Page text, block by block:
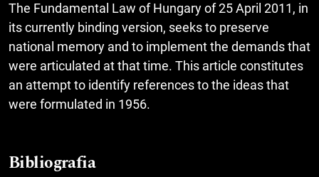
The Fundamental Law of Hungary of 25 April 2011, in
its currently binding version, seeks to preserve
national memory and to implement the demands that
were articulated at that time. This article constitutes
an attempt to identify references to the ideas that
were formulated in 1956.
Bibliografia